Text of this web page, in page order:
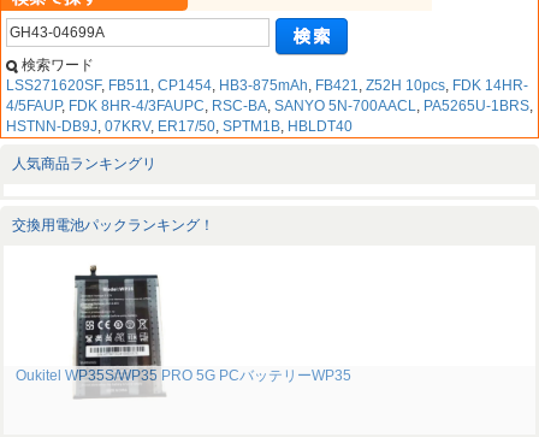
検索ワード
LSS271620SF, FB511, CP1454, HB3-875mAh, FB421, Z52H 10pcs, FDK 14HR-
4/5FAUP, FDK 8HR-4/3FAUPC, RSC-BA, SANYO 5N-700AACL, PA5265U-1BRS,
HSTNN-DB9J, 07KRV, ER17/50, SPTM1B, HBLDT40
人気商品ランキングリ
交換用電池パックランキング！
Oukitel WP35S/WP35 PRO 5G PCバッテリーWP35